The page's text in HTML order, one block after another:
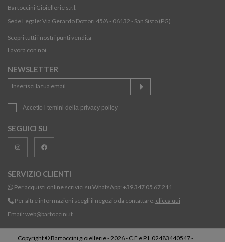
Bartoccini Gioiellerie s.r.l.
Sede Legale: Via Gerardo Dottori 45/A - 06132 - San Sisto (PG)
Scopri tutti i nostri punti vendita
Lavora con noi
NEWSLETTER
Accetto i temini della privacy policy
SEGUICI SU
SERVIZIO CLIENTI
Per acquisti online scrivici su WhatsApp: +39 347 05 67 211
Per altre informazioni scegli il negozio da contattare: clicca qui
Email: web@bartoccini.it
Copyright © Bartoccini gioiellerie - 2026 - C.F e P.I. 02483440547 -